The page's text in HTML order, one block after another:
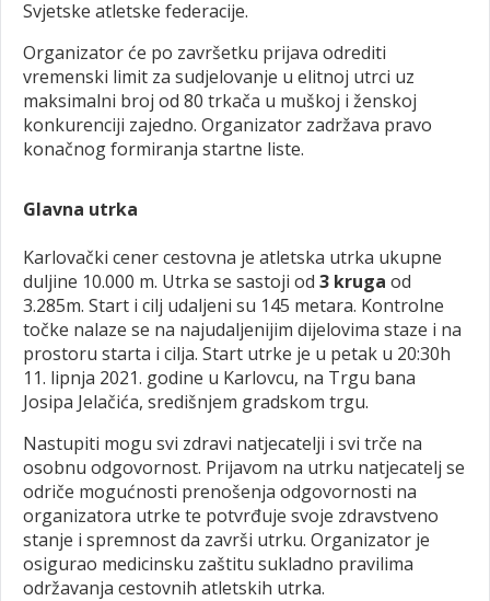
Svjetske atletske federacije.
Organizator će po završetku prijava odrediti
vremenski limit za sudjelovanje u elitnoj utrci uz
maksimalni broj od 80 trkača u muškoj i ženskoj
konkurenciji zajedno. Organizator zadržava pravo
konačnog formiranja startne liste.
Glavna utrka
Karlovački cener cestovna je atletska utrka ukupne
duljine 10.000 m. Utrka se sastoji od 3 kruga od
3.285m. Start i cilj udaljeni su 145 metara. Kontrolne
točke nalaze se na najudaljenijim dijelovima staze i na
prostoru starta i cilja. Start utrke je u petak u 20:30h
11. lipnja 2021. godine u Karlovcu, na Trgu bana
Josipa Jelačića, središnjem gradskom trgu.
Nastupiti mogu svi zdravi natjecatelji i svi trče na
osobnu odgovornost. Prijavom na utrku natjecatelj se
odriče mogućnosti prenošenja odgovornosti na
organizatora utrke te potvrđuje svoje zdravstveno
stanje i spremnost da završi utrku. Organizator je
osigurao medicinsku zaštitu sukladno pravilima
održavanja cestovnih atletskih utrka.